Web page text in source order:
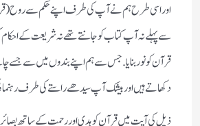
اور اسی طرح ہم نے آپ کی طرف اپنے حکم سے روح
سے پہلے نہ آپ کتاب کوجانتے تھے نہ شریعت کے
قرآن کو نور بنایا. جس سے ہم اپنے بندوں میں سے جسے
دکھاتے ہیں اور بیشک آپ سیدھے راستے کی طرف
ذیل کی آیت میں قرآن کو ہدی اور رحمت کے ساتھ بصائر